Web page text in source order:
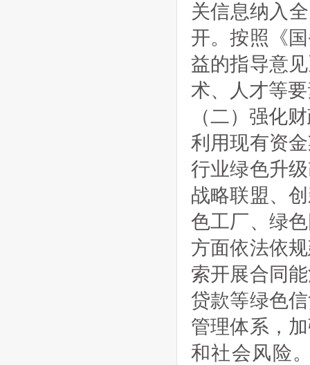
关信息纳入
开。按照《
益的指导意
术、人才等
（二）强化
利用现有资
行业绿色升
战略联盟、
色工厂、绿
方面依法依
索开展合同
贷款等绿色
管理体系，
和社会风险